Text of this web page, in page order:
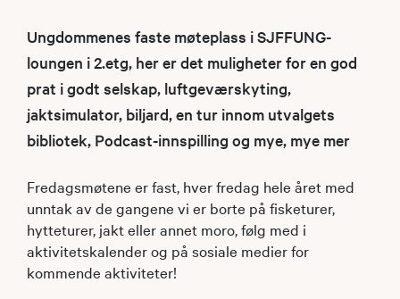
Ungdommenes faste møteplass i SJFFUNG-
loungen i 2.etg, her er det muligheter for en god
prat i godt selskap, luftgeværskyting,
jaktsimulator, biljard, en tur innom utvalgets
bibliotek, Podcast-innspilling og mye, mye mer
Fredagsmøtene er fast, hver fredag hele året med
unntak av de gangene vi er borte på fisketurer,
hytteturer, jakt eller annet moro, følg med i
aktivitetskalender og på sosiale medier for
kommende aktiviteter!